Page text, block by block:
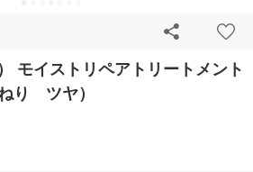
モイストリペアトリートメント
り ツヤ）